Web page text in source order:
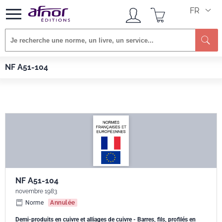
FR
NF A51-104
Afnor EDITIONS
NF A51-104
novembre 1983
Norme
Annulée
Demi-produits en cuivre et alliages de cuivre - Barres, fils, profilés en